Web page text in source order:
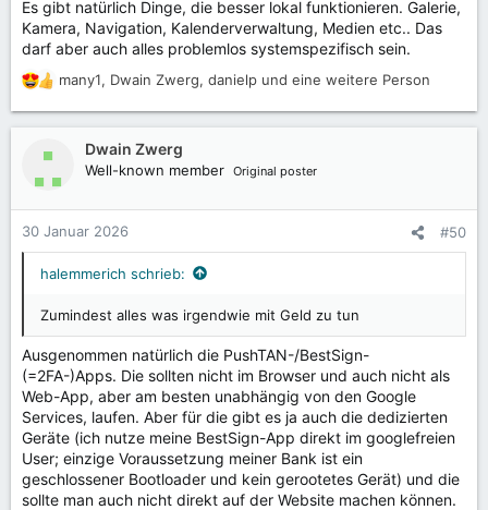
Es gibt natürlich Dinge, die besser lokal funktionieren. Galerie,
Kamera, Navigation, Kalenderverwaltung, Medien etc.. Das
darf aber auch alles problemlos systemspezifisch sein.
R
e
a
o
n
many1, Dwain Zwerg, danielp und eine weitere Person
Dwain Zwerg
Well-known member Original poster
30 Januar 2026 #50
halemmerich schrieb:
Zumindest alles was irgendwie mit Geld zu tun
Ausgenommen natürlich die PushTAN-/BestSign-
(=2FA-)Apps. Die sollten nicht im Browser und auch nicht als
Web-App, aber am besten unabhängig von den Google
Services, laufen. Aber für die gibt es ja auch die dedizierten
Geräte (ich nutze meine BestSign-App direkt im googlefreien
User; einzige Voraussetzung meiner Bank ist ein
geschlossener Bootloader und kein gerootetes Gerät) und die
sollte man auch nicht direkt auf der Website machen können.